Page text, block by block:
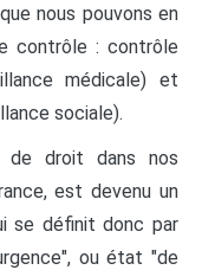
nous pouvons en
contrôle : contrôle
médicale) et
sociale).
de droit dans nos
est devenu un
se définit donc par
ou état "de